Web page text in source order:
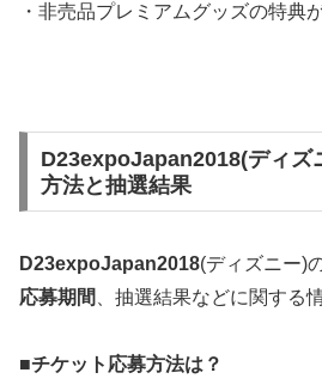
・非売品プレミアムグッズの特典
D23expoJapan2018(ディズ
方法と抽選結果
D23expoJapan2018(ディズニー)
応募期間
、抽選結果などに関する
■チケット応募方法は？